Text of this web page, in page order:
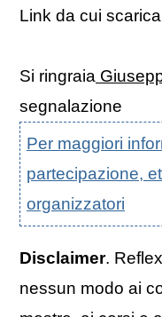
Link da cui
Si ringraia
segnalazione
Per maggiori
partecipazione,
organizzatori
Disclaimer.
nessun modo ai